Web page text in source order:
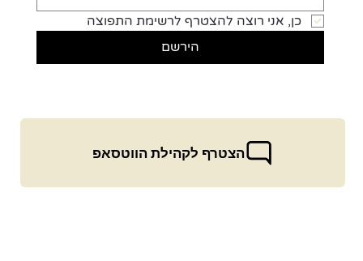
כן, אני רוצה להצטרף לרשימת התפוצה
הירשם
הצטרף לקהילת הווטסאפ